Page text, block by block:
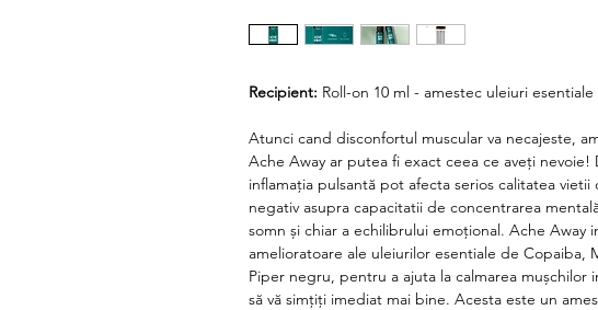
Recipient: Roll-on 10 ml - amestec uleiuri esentiale
Atunci cand disconfortul muscular va necajeste,
Ache Away ar putea fi exact ceea ce aveți nevoie!
inflamația pulsantă pot afecta serios calitatea vietii
negativ asupra capacitatii de concentrarea
somn și chiar a echilibrului emoțional. Ache Away
amelioratoare ale uleiurilor esentiale de Copaiba,
Piper negru, pentru a ajuta la calmarea mușchilor
să vă simțiți imediat mai bine. Acesta este un